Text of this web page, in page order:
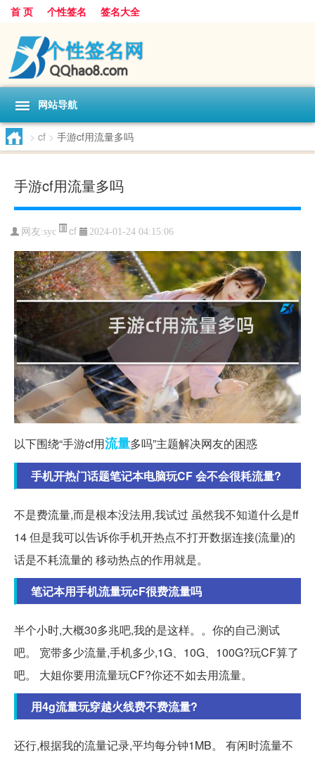
首 页 个性签名 签名大全
网站导航
> cf > 手游cf用流量多吗
手游cf用流量多吗
网友:syc cf 2024-01-24 04:15:06
以下围绕“手游cf用流量多吗”主题解决网友的困惑
手机开热门话题笔记本电脑玩CF 会不会很耗流量?
不是费流量,而是根本没法用,我试过 虽然我不知道什么是ff
14 但是我可以告诉你手机开热点不打开数据连接(流量)的
话是不耗流量的 移动热点的作用就是。
笔记本用手机流量玩cF很费流量吗
半个小时,大概30多兆吧,我的是这样。。你的自己测试
吧。 宽带多少流量,手机多少,1G、10G、100G?玩CF算了
吧。 大姐你要用流量玩CF?你还不如去用流量。
用4g流量玩穿越火线费不费流量?
还行,根据我的流量记录,平均每分钟1MB。 有闲时流量不